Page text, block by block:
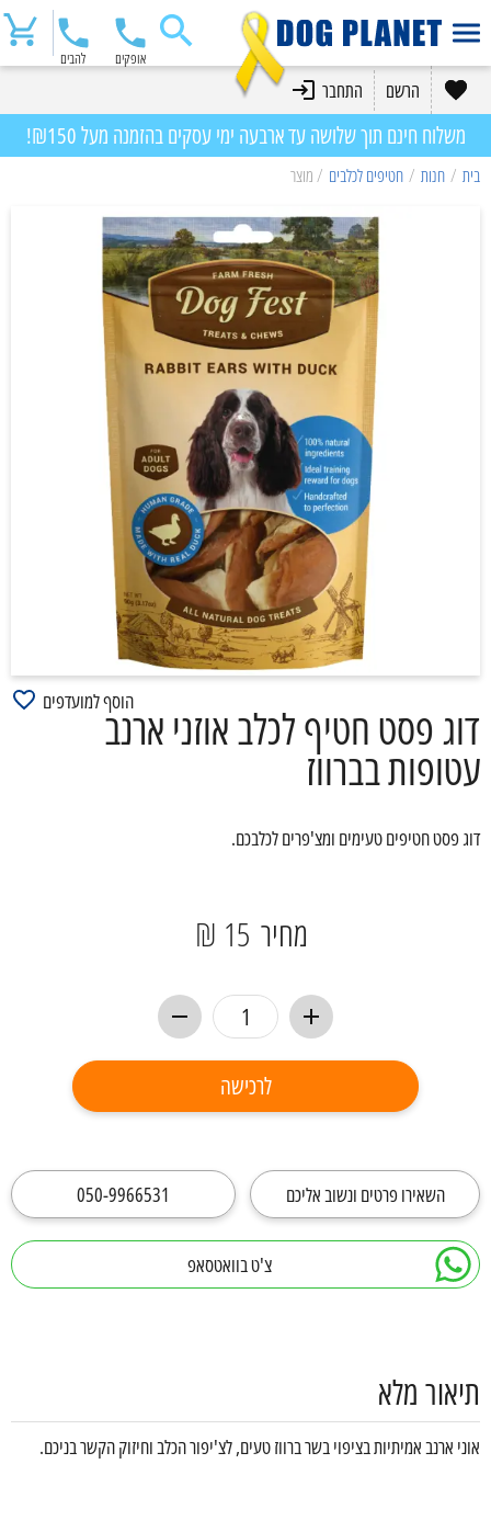
אופקים להבים
הרשם התחבר
משלוח חינם תוך שלושה עד ארבעה ימי עסקים בהזמנה מעל ₪150!
בית / חנות / חטיפים לכלבים / מוצר
דוג פסט חטיף לכלב אוזני ארנב
עטופות בברווז
הוסף למועדפים
דוג פסט חטיפים טעימים ומצ'פרים לכלבכם.
מחיר 15 ₪
לרכישה
השאירו פרטים ונשוב אליכם 050-9966531
צ'ט בוואטסאפ
תיאור מלא
אוני ארנב אמיתיות בציפוי בשר ברווז טעים, לצ'יפור הכלב וחיזוק הקשר בניכם.